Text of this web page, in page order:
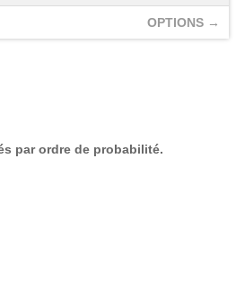
OPTIONS →
par ordre de probabilité.